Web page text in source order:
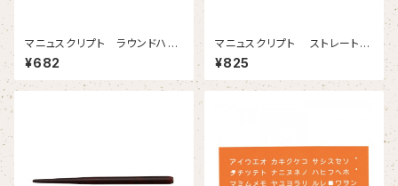
マニュスクリプト ラウンドハン
ド５ 0.75mm 2本入
¥682
マニュスクリプト ストレートホ
ルダー ナットブラウン
¥825